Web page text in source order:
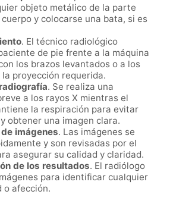
objeto metálico de la parte
y colocarse una bata, si es
. El técnico radiológico
de pie frente a la máquina
los brazos levantados o a los
la proyección requerida.
. Se realiza una
a los rayos X mientras el
la respiración para evitar
obtener una imagen clara.
imágenes. Las imágenes se
y son revisadas por el
asegurar su calidad y claridad.
de los resultados. El radiólogo
para identificar cualquier
o afección.